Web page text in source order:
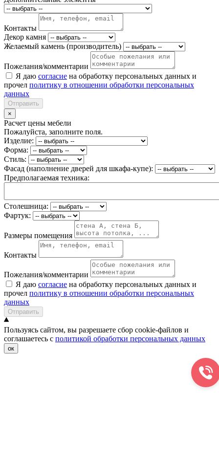
Контакты
Декор камня
Желаемый камень (производитель)
Пожелания/комментарии
Я даю согласие на обработку персональных данных и
прочел политику в отношении обработки персональных
данных
Отправить
×
Расчет цены мебели
Пожалуйста, заполните поля.
Изделие:
Форма:
Стиль:
Фасад (наполнение дверей для шкафа-купе):
Предполагаемая техника:
Столешница:
Фартук:
Размеры помещения
Контакты
Пожелания/комментарии
Я даю согласие на обработку персональных данных и
прочел политику в отношении обработки персональных
данных
Отправить
Пользуясь сайтом, вы разрешаете сбор cookie-файлов и
соглашаетесь с политикой обработки персональных данных
ок